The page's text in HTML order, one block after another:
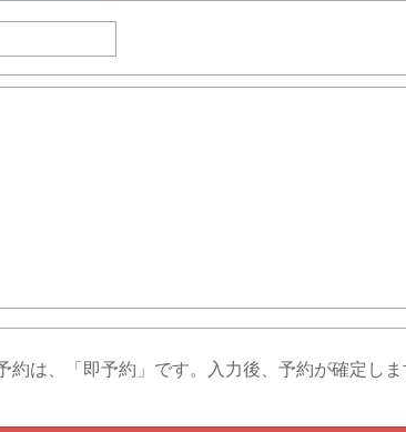
約は、「即予約」です。 入力後、予約が確定しま